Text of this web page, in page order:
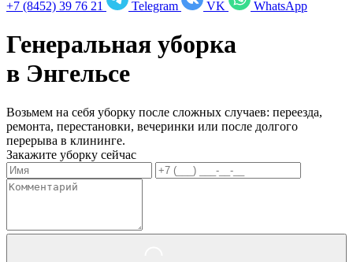
+7 (8452) 39 76 21 Telegram VK WhatsApp
Генеральная уборка
в Энгельсе
Возьмем на себя уборку после сложных случаев: переезда,
ремонта, перестановки, вечеринки или после долгого
перерыва в клининге.
Закажите уборку сейчас